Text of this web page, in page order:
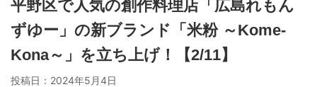
平野区で人気の創作料理店「広島れもん
ずゆー」の新ブランド「米粉 ～Kome-
Kona～」を立ち上げ！【2/11】
投稿日： 2024年5月4日